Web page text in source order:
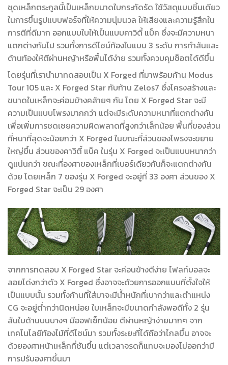
ชุดเหล็กตระกูลนี้เป็นเหล็กขนาดใบกระทัดรัด ใช้วัสดุแบบชิ้นเดียว
ในการขึ้นรูปแบบฟอร์จที่ให้ความนุ่มนวล ให้เสียงและความรู้สึกใน
การตีที่ดีมาก ออกแบบใบให้เป็นแบบคาวิตี้ แบ็ค ซึ่งจะมีความหนา
แตกต่างกันไป รวมทั้งการดีไซน์ท้องใบแบบ 3 ระดับ การทำสันและ
ด้านท้องให้ตีผ่านหญ้าหรือพื้นได้ง่าย รวมทั้งควบคุมช็อตได้ดีขึ้น
โดยรุ่นที่เรานำมาทดสอบเป็น X Forged ที่มาพร้อมก้าน Modus
Tour 105 และ X Forged Star กับก้าน Zelos7 ซึ่งโครงสร้างและ
ขนาดใบเหล็กจะค่อนข้างคล้ายๆ กัน โดย X Forged Star จะมี
ความเป็นแบบโพรงมากกว่า แต่จะมีระดับความหนาที่แตกต่างกัน
เพื่อเพิ่มการชดเชยความผิดพลาดที่สูงกว่าเล็กน้อย พื้นที่ของส่วน
ที่หนาที่สุดจะน้อยกว่า X Forged ในขณะที่ส่วนของโพรงจะขยาย
ใหญ่ขึ้น ส่วนของคาวิตี้ แบ็ค ในรุ่น X Forged จะเป็นแบบหนากว่า
ดูแน่นกว่า ขณะที่องศาของเหล็กที่เบอร์เดียวกันก็จะแตกต่างกัน
ด้วย โดยเหล็ก 7 ของรุ่น X Forged จะอยู่ที่ 33 องศา ส่วนของ X
Forged Star จะเป็น 29 องศา
จากการทดสอบ X Forged Star จะค่อนข้างตีง่าย ไฟลท์บอลจะ
ลอยโด่งกว่าตัว X Forged ซึ่งอาจจะด้วยการออกแบบที่ตั้งใจให้
เป็นแบบนั้น รวมทั้งก้านที่ใส่มาจะมีน้ำหนักที่เบากว่าและตำแหน่ง
CG จะอยู่ต่ำกว่านิดหน่อย ใบเหล็กจะมีขนาดกำลังพอดีทั้ง 2 รุ่น
สันใบด้านบนบางๆ มีออฟเซ็ทน้อย ตีผ่านหญ้าง่ายมากๆ จาก
เทคโนโลยีท้องไม้ที่ดีไซน์มา รวมทั้งระยะที่ได้ถือว่าไกลขึ้น อาจจะ
ด้วยองศาหน้าเหล็กที่ชันขึ้น แต่เวลาจรดก็แทบจะมองไม่ออกว่ามี
การปรับองศาขึ้นมา